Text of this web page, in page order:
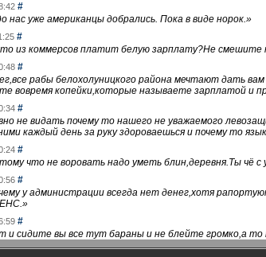
#
нас уже американцы добрались. Пока в виде норок.»
#
из коммерсов платит белую зарплату?Не смешите
#
рабы белохолуницкого района мечтают дать
вовремя копейки,которые называете зарплатой и
#
не видать почему то нашего не уважаемого
каждый день за руку здороваешься и почему то
#
что не воровать надо уметь блин,деревня.Ты чё с
#
у администрации всегда нет денег,хотя
»
#
и сидите вы все тут бараны и не блейте громко,а то